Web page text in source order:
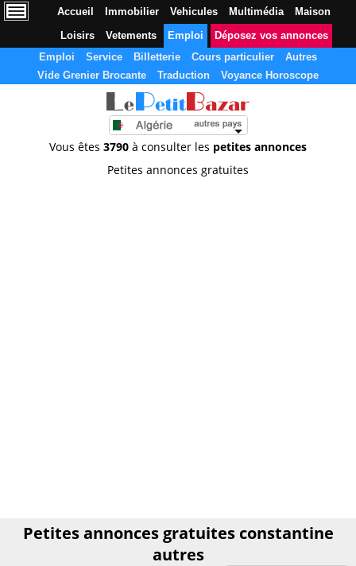
Accueil Immobilier Vehicules Multimédia
Maison
Loisirs
Vetements Emploi
Déposez vos annonces
Emploi
Service Billetterie Cours particulier
Autres
Vide Grenier Brocante
Traduction Voyance Horoscope
Vous êtes 3790 à consulter les petites annonces
Petites annonces gratuites
Petites annonces gratuites constantine
autres